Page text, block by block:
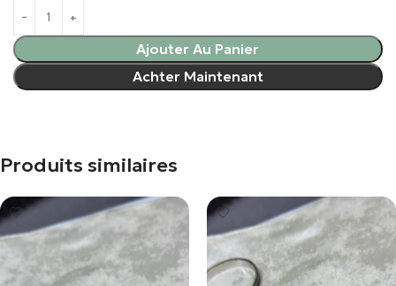
Ajouter Au Panier
Achter Maintenant
Produits similaires